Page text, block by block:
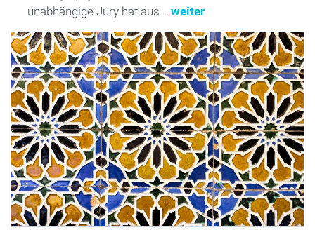
unabhängige Jury hat aus... weiter